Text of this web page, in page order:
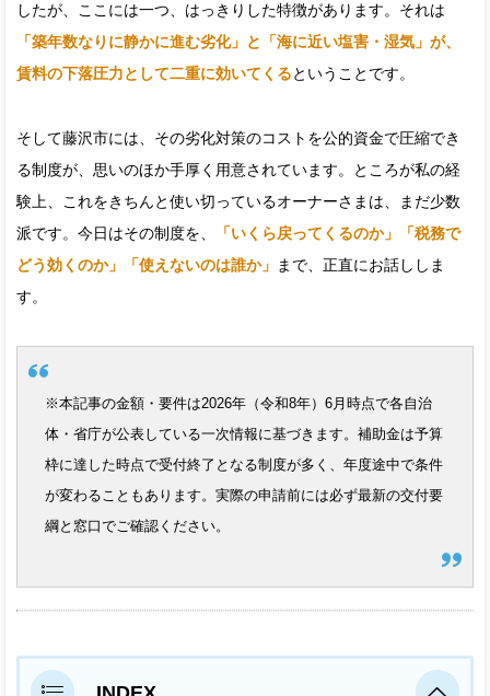
したが、ここには一つ、はっきりした特徴があります。それは
「築年数なりに静かに進む劣化」と「海に近い塩害・湿気」が、
賃料の下落圧力として二重に効いてくるということです。
そして藤沢市には、その劣化対策のコストを公的資金で圧縮でき
る制度が、思いのほか手厚く用意されています。ところが私の経
験上、これをきちんと使い切っているオーナーさまは、まだ少数
派です。今日はその制度を、
「いくら戻ってくるのか」「税務で
どう効くのか」「使えないのは誰か」
まで、正直にお話ししま
す。
※本記事の金額・要件は2026年（令和8年）6月時点で各自治
体・省庁が公表している一次情報に基づきます。補助金は予算
枠に達した時点で受付終了となる制度が多く、年度途中で条件
が変わることもあります。実際の申請前には必ず最新の交付要
綱と窓口でご確認ください。